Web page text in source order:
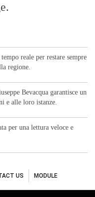
reale per restare sempre
regione.
Bevacqua garantisce un
e alle loro istanze.
per una lettura veloce e
US MODULE